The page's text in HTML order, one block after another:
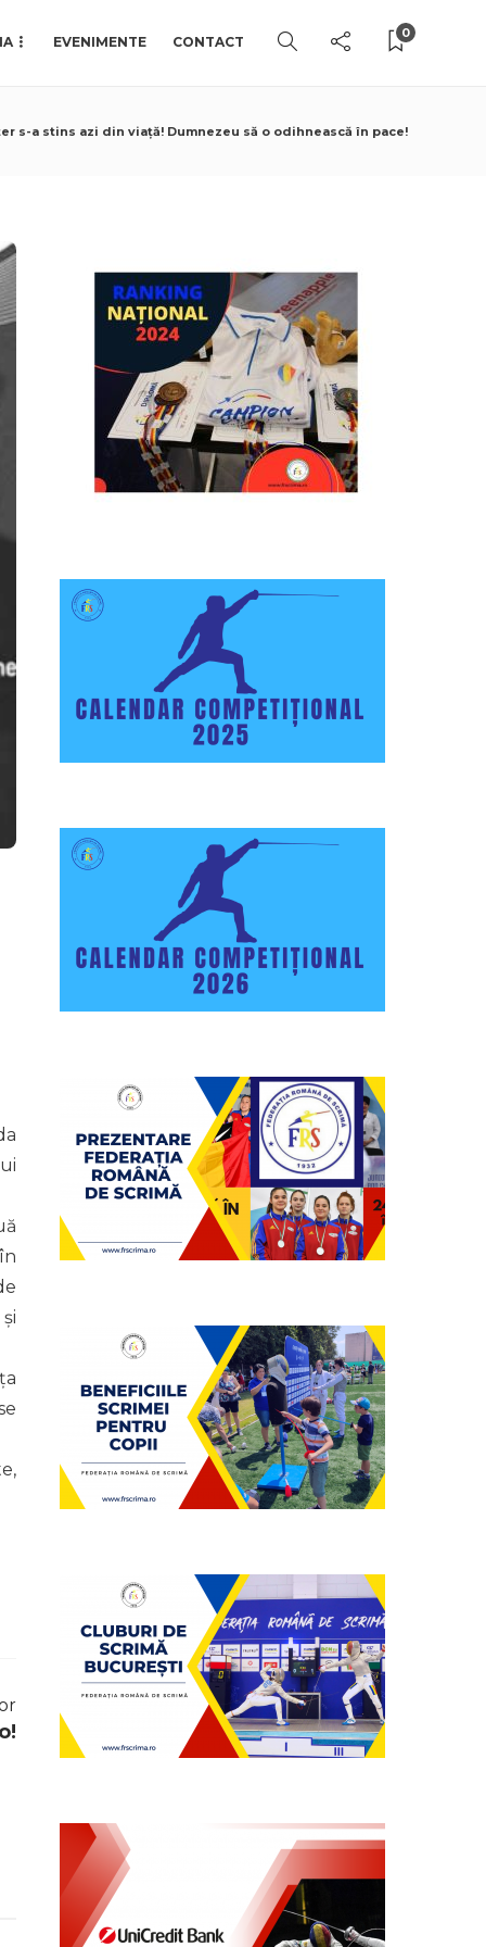
EVENIMENTE CONTACT
0
s-a stins azi din viaţă! Dumnezeu să o odihnească în pace!